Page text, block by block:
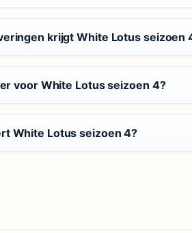
krijgt White Lotus seizoen
voor White Lotus seizoen 4?
White Lotus seizoen 4?